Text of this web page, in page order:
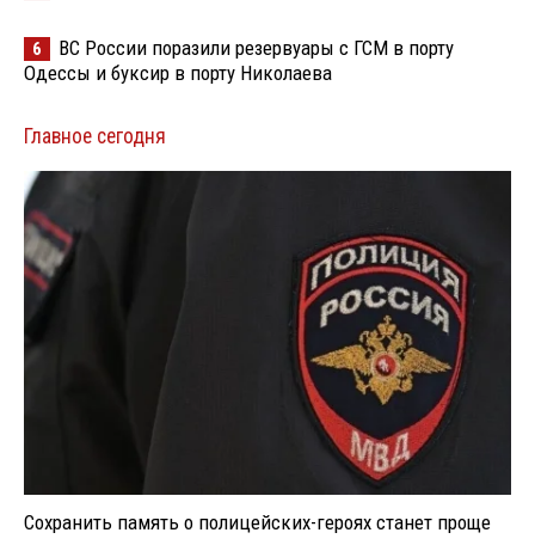
6
ВС России поразили резервуары с ГСМ в порту
Одессы и буксир в порту Николаева
Главное сегодня
Сохранить память о полицейских-героях станет проще